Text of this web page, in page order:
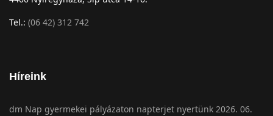
Tel.: (06 42) 312 742
Híreink
dm Nap gyermekei pályázaton napterjet nyertünk 2026. 06.